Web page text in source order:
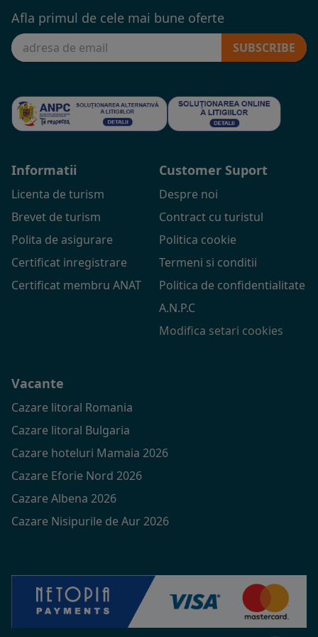
Afla primul de cele mai bune oferte
SUBSCRIBE
Informatii
Licenta de turism
Brevet de turism
Polita de asigurare
Certificat inregistrare
Certificat membru ANAT
Customer Suport
Despre noi
Contract cu turistul
Politica cookie
Termeni si conditii
Politica de confidentialitate
A.N.P.C
Modifica setari cookies
Vacante
Cazare litoral Romania
Cazare litoral Bulgaria
Cazare hoteluri Mamaia 2026
Cazare Eforie Nord 2026
Cazare Albena 2026
Cazare Nisipurile de Aur 2026